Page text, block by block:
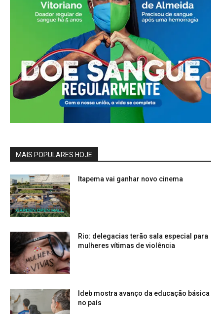
MAIS POPULARES HOJE
Itapema vai ganhar novo cinema
Rio: delegacias terão sala especial para
mulheres vítimas de violência
Ideb mostra avanço da educação básica
no país